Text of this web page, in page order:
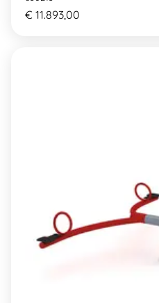
€ 11.893,00